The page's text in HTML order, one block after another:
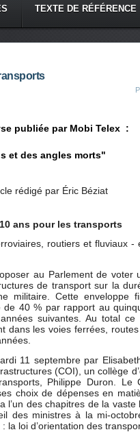
TEXTE DE RÉFÉRENCE
publiée par Mobi Telex :
et des angles morts"
rédigé par Éric Béziat
ans pour les transports
routiers et fluviaux
au Parlement de voter
de transport sur la
Cette enveloppe
de 40 % par rapport au
suivantes. Au total ce
dans les voies ferrées,
11 septembre par
(COI), un collège
Philippe Duron.
choix de dépenses en
des chapitres de la vaste
des ministres à la mi-
loi d’orientation des